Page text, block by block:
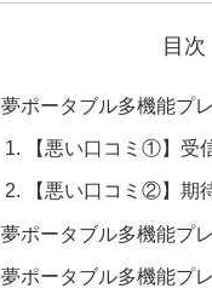
目次
夢ポータブル多機能プ
【悪い口コミ①】受
【悪い口コミ②】期
夢ポータブル多機能プ
夢ポータブル多機能プ